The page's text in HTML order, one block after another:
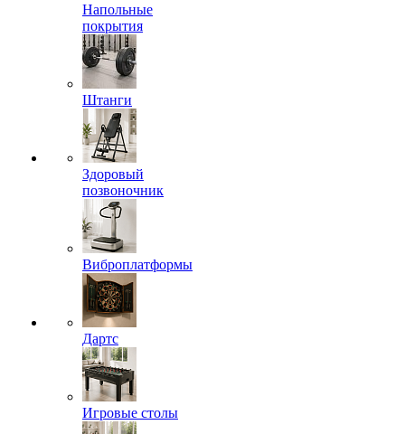
Напольные
покрытия
Штанги
Здоровый
позвоночник
Виброплатформы
Дартс
Игровые столы